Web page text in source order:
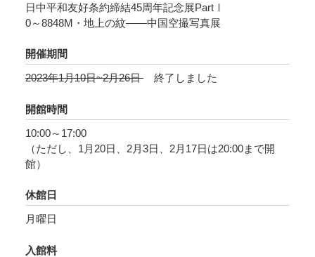
た、中国の絶景を巡っていただき、まだ知られ
ていない中国の魅力を感じていただければと思
います。
日中平和友好条約締結45周年記念展PartⅠ
0～8848M・地上の紋――中国空撮写真展
開催期間
2023年1月10日~2月26日
終了しました
開館時間
10:00～17:00
（ただし、1月20日、2月3日、2月17日は20:00まで開
館）
休館日
月曜日
入館料